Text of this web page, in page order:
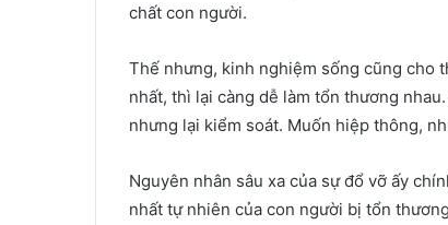
chất con người.
Thế nhưng, kinh nghiệm sống cũng cho
nhất, thì lại càng dễ làm tổn thương
nhưng lại kiểm soát. Muốn hiệp thông,
Nguyên nhân sâu xa của sự đổ vỡ ấy
nhất tự nhiên của con người bị tổn